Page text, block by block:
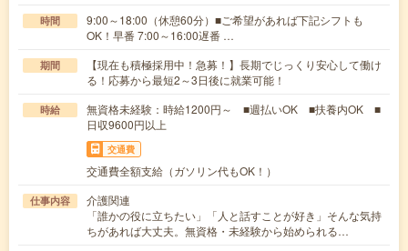
時間
9:00～18:00（休憩60分）■ご希望があれば下記シフトも
OK！早番 7:00～16:00遅番 …
期間
【現在も積極採用中！急募！】長期でじっくり安心して働け
る！応募から最短2～3日後に就業可能！
時給
無資格未経験：時給1200円～ ■週払いOK ■扶養内OK ■
日収9600円以上
交通費
交通費全額支給（ガソリン代もOK！）
仕事内容
介護関連
「誰かの役に立ちたい」「人と話すことが好き」そんな気持
ちがあれば大丈夫。無資格・未経験から始められる…